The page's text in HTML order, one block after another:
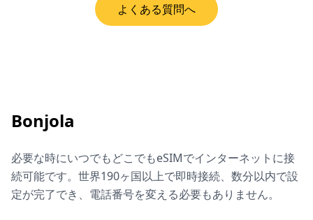
よくある質問へ
Bonjola
必要な時にいつでもどこでもeSIMでインターネットに接
続可能です。世界190ヶ国以上で即時接続、数分以内で設
定が完了でき、電話番号を変える必要もありません。